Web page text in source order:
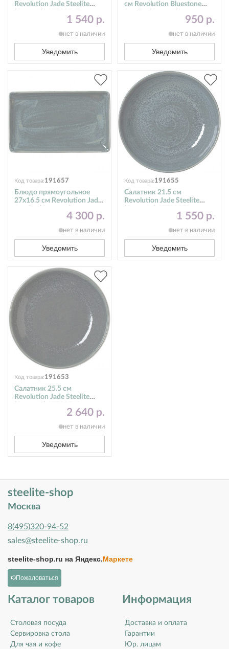
Revolution Jade Steelite
1 540 р.
нет в наличии
Уведомить
см Revolution Bluestone
950 р.
нет в наличии
Уведомить
Код товара:191657
Блюдо прямоугольное
27х16.5 см Revolution Jade
4 300 р.
нет в наличии
Уведомить
Код товара:191655
Салатник 21.5 см
Revolution Jade Steelite
1 550 р.
нет в наличии
Уведомить
Код товара:191653
Салатник 25.5 см
Revolution Jade Steelite
2 640 р.
нет в наличии
Уведомить
steelite-shop
Москва
8(495)320-94-52
sales@steelite-shop.ru
steelite-shop.ru на Яндекс.Маркете
Пожаловаться
Каталог товаров
Столовая посуда
Сервировка стола
Для чая и кофе
Информация
Доставка и оплата
Гарантии
Юр. лицам